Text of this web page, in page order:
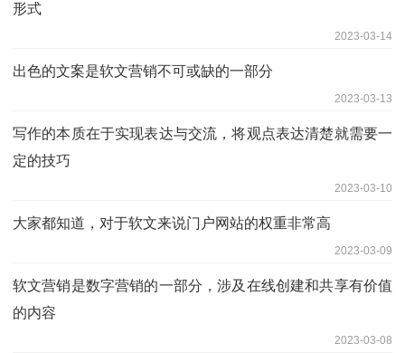
形式
2023-03-14
出色的文案是软文营销不可或缺的一部分
2023-03-13
写作的本质在于实现表达与交流，将观点表达清楚就需要一
定的技巧
2023-03-10
大家都知道，对于软文来说门户网站的权重非常高
2023-03-09
软文营销是数字营销的一部分，涉及在线创建和共享有价值
的内容
2023-03-08